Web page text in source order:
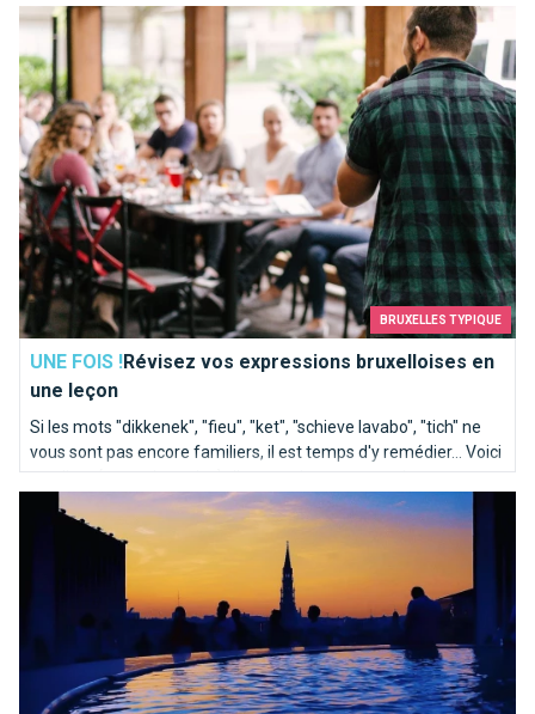
BRUXELLES TYPIQUE
UNE FOIS !Révisez vos expressions bruxelloises en
une leçon
Si les mots "dikkenek", "fieu", "ket", "schieve lavabo", "tich" ne
vous sont pas encore familiers, il est temps d'y remédier... Voici
une liste (non exhaustive) d'expressions et mots du
vocabulaire brusseleir !
Révisez vos expressions bruxelloises en une leçon
Bruxelles au fil de l'eau : Les Journées bruxelloises de l'eau